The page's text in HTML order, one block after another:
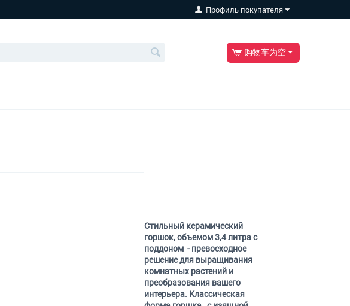
Профиль покупателя
购物车为空
Стильный керамический
горшок, объемом 3,4 литра с
поддоном - превосходное
решение для выращивания
комнатных растений и
преобразования вашего
интерьера. Классическая